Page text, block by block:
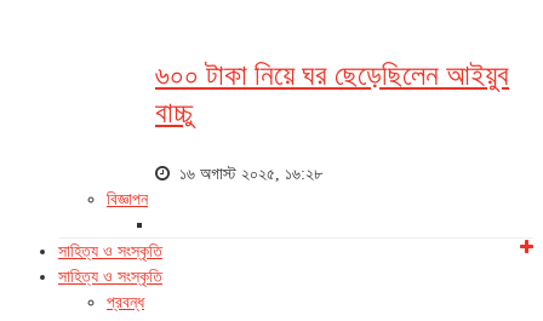
৬০০ টাকা নিয়ে ঘর ছেড়েছিলেন আইয়ুব
বাচ্চু
১৬ অগাস্ট ২০২৫, ১৬:২৮
বিজ্ঞাপন
সাহিত্য ও সংস্কৃতি
সাহিত্য ও সংস্কৃতি
প্রবন্ধ